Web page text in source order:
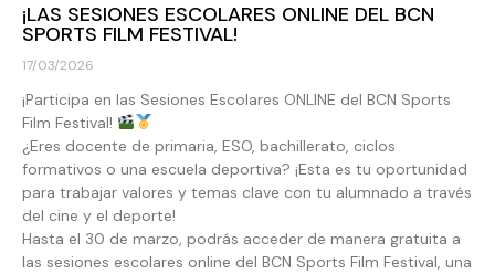
¡LAS SESIONES ESCOLARES ONLINE DEL BCN
SPORTS FILM FESTIVAL!
17/03/2026
¡Participa en las Sesiones Escolares ONLINE del BCN Sports
Film Festival!
¿Eres docente de primaria, ESO, bachillerato, ciclos
formativos o una escuela deportiva? ¡Esta es tu oportunidad
para trabajar valores y temas clave con tu alumnado a través
del cine y el deporte!
Hasta el 30 de marzo, podrás acceder de manera gratuita a
las sesiones escolares online del BCN Sports Film Festival, una